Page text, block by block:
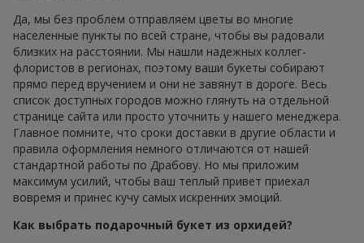
Да, мы без проблем отправляем цветы во многие
населенные пункты по всей стране, чтобы вы радовали
близких на расстоянии. Мы нашли надежных коллег-
флористов в регионах, поэтому ваши букеты собирают
прямо перед вручением и они не завянут в дороге. Весь
список доступных городов можно глянуть на отдельной
странице сайта или просто уточнить у нашего менеджера.
Главное помните, что сроки доставки в другие области и
правила оформления немного отличаются от нашей
стандартной работы по Драбову. Но мы приложим
максимум усилий, чтобы ваш теплый привет приехал
вовремя и принес кучу самых искренних эмоций.
Как выбрать подарочный букет из орхидей?